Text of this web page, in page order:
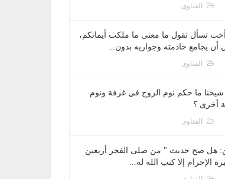
الفتاوى
أخت تسأل تقول ما معنى ما ملكت أيمانكم،
أن يجامع خادمته وجواريه بدون...
الفتاوى
: شيخنا ما حكم نوم الزوج في غرفة ونوم
أخرى ؟
الفتاوى
هل صح حديث " من صلى الفجر أربعين
الإحرام إلا كتب الله له...